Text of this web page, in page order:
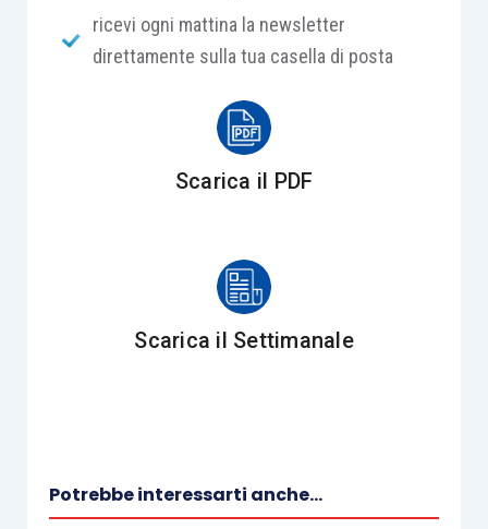
ricevi ogni mattina la newsletter
direttamente sulla tua casella di posta
Scarica il PDF
Scarica il Settimanale
Potrebbe interessarti anche...